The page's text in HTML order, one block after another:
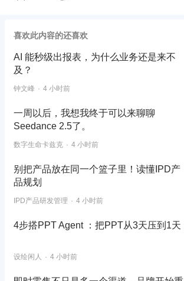
喜欢此内容的还喜欢
AI 能秒级出报表，为什么业务还是来不
及？
钟文峰 4 小时前
一周以后，我想我终于可以来聊聊
Seedance 2.5了。
数字生命卡兹克 4 小时前
别把产品放在同一个篮子里！读懂IPD产
品规划
IPD产品研发管理 4 小时前
4步搭PPT Agent ：把PPT从3天压到1天
设绘闲人 4 小时前